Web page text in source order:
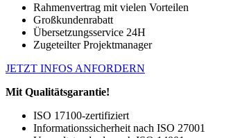
Rahmenvertrag mit vielen Vorteilen
Großkundenrabatt
Übersetzungsservice 24H
Zugeteilter Projektmanager
JETZT INFOS ANFORDERN
Mit Qualitätsgarantie!
ISO 17100-zertifiziert
Informationssicherheit nach ISO 27001